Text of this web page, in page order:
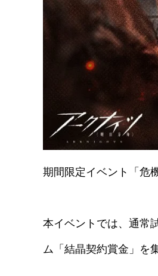
期間限定イベント「危
本イベントでは、通常
ム「結晶契約賞金」を